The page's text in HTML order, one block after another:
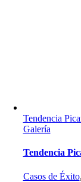
Tendencia
Galería
Tendencia
Casos de Éxito,